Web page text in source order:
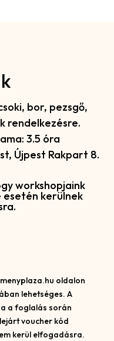
bor, pezsgő,
rendelkezésre.
3.5 óra
Újpest Rakpart 8.
workshopjaink
esetén kerülnek
oldalon
lehetséges. A
a foglalás során
voucher kód
kerül elfogadásra.